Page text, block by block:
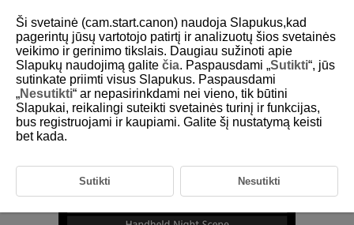
D388-049
Naktinis vaizdas laikant
fotoaparatą rankoje
panašios įrangos.
Ši svetainė (cam.start.canon) naudoja Slapukus,kad
pagerintų jūsų vartotojo patirtį ir analizuotų šios svetainės
veikimo ir gerinimo tikslais. Daugiau sužinoti apie
Slapukų naudojimą galite čia. Paspausdami „Sutikti“, jūs
sutinkate priimti visus Slapukus. Paspausdami
„Nesutikti“ ar nepasirinkdami nei vieno, tik būtini
Slapukai, reikalingi suteikti svetainės turinį ir funkcijas,
bus registruojami ir kaupiami. Galite šį nustatymą keisti
bet kada.
Sutikti Nesutikti